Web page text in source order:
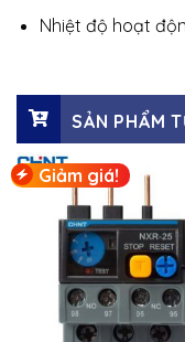
Nhiệt độ hoạt
SẢN PHẨM
Giảm giá!